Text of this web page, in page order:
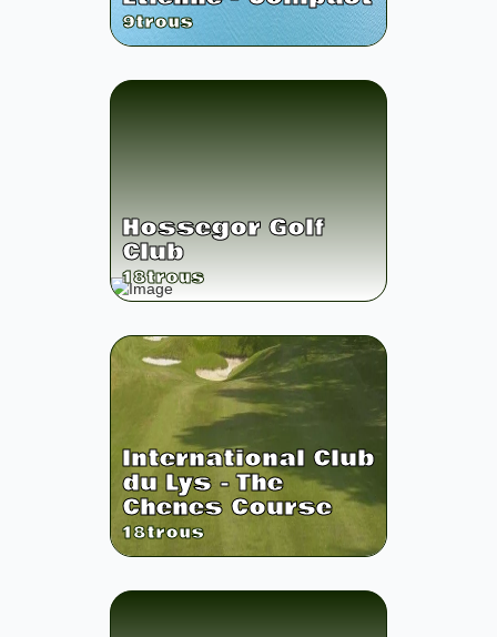
9trous
Hossegor Golf
Club
18trous
International Club
du Lys - The
Chenes Course
18trous